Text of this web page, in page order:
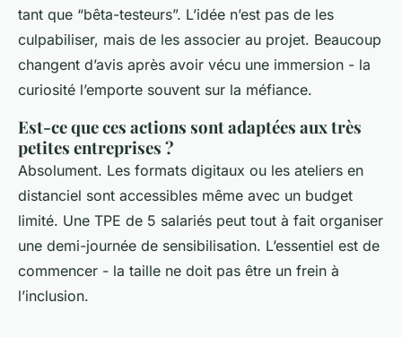
tant que “bêta-testeurs”. L’idée n’est pas de les
culpabiliser, mais de les associer au projet. Beaucoup
changent d’avis après avoir vécu une immersion - la
curiosité l’emporte souvent sur la méfiance.
Est-ce que ces actions sont adaptées aux très
petites entreprises ?
Absolument. Les formats digitaux ou les ateliers en
distanciel sont accessibles même avec un budget
limité. Une TPE de 5 salariés peut tout à fait organiser
une demi-journée de sensibilisation. L’essentiel est de
commencer - la taille ne doit pas être un frein à
l’inclusion.